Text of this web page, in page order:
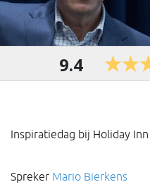
9.4
Inspiratiedag bij Holiday Inn
Spreker Mario Bierkens